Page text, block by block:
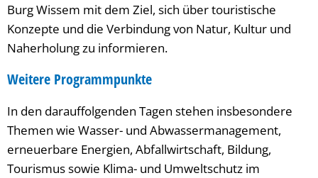
Burg Wissem mit dem Ziel, sich über touristische
Konzepte und die Verbindung von Natur, Kultur und
Naherholung zu informieren.
Weitere Programmpunkte
In den darauffolgenden Tagen stehen insbesondere
Themen wie Wasser- und Abwassermanagement,
erneuerbare Energien, Abfallwirtschaft, Bildung,
Tourismus sowie Klima- und Umweltschutz im